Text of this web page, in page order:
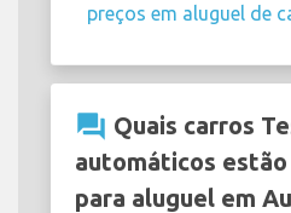
preços em aluguel de
question_answer Quais carros
automáticos
para aluguel em